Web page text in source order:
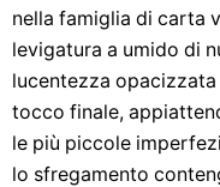
nella famiglia di carta
levigatura a umido di
lucentezza
tocco finale,
le più piccole
lo sfregamento